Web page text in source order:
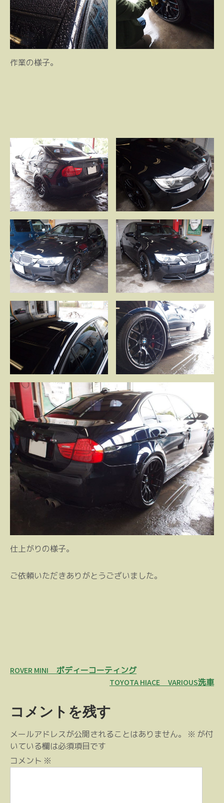
作業の様子。
仕上がりの様子。
ご依頼いただきありがとうございました。
投
ビ
ゲ
ー
シ
ROVER MINI ボディーコーティング
TOYOTA HIACE VARIOUS洗車
コメントを残す
メールアドレスが公開されることはありません。 ※ が付
いている欄は必須項目です
コメント ※